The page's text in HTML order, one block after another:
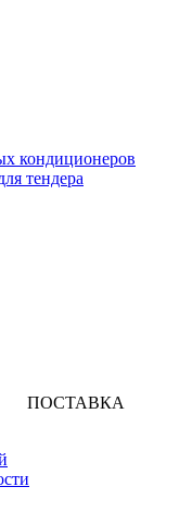
кондиционеров
тендера
ПОСТАВКА